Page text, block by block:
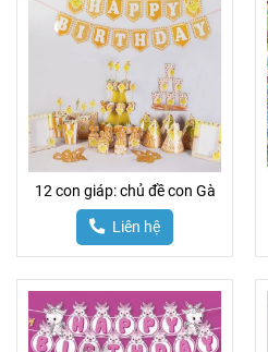
12 con giáp: chủ đề con Gà
Liên hệ